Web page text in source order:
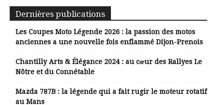
Dernières publications
Les Coupes Moto Légende 2026 : la passion des motos
anciennes a une nouvelle fois enflammé Dijon-Prenois
Chantilly Arts & Élégance 2024 : au cœur des Rallyes Le
Nôtre et du Connétable
Mazda 787B : la légende qui a fait rugir le moteur rotatif
au Mans